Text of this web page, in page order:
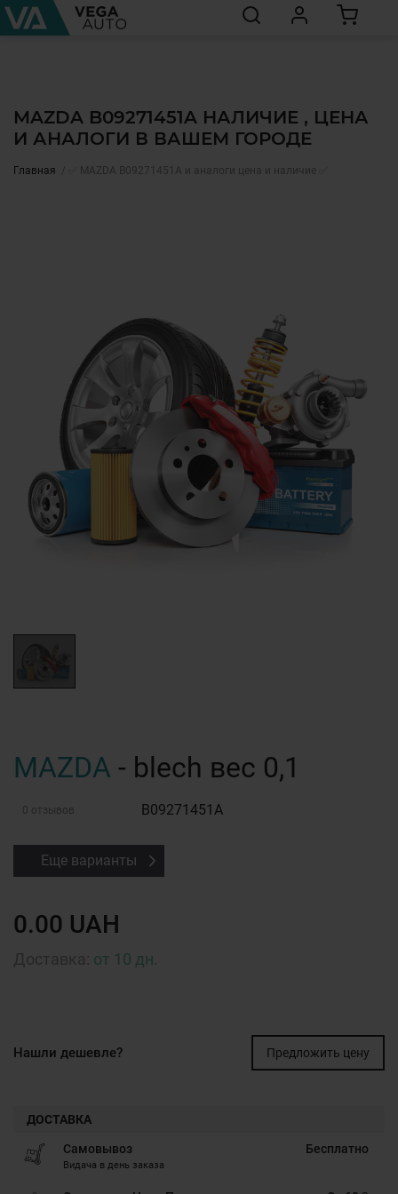
MAZDA B09271451A НАЛИЧИЕ , ЦЕНА
И АНАЛОГИ В ВАШЕМ ГОРОДЕ
Главная ✅ MAZDA B09271451A и аналоги цена и наличие ✅
MAZDA - blech вес 0,1
0 отзывов B09271451A
Еще варианты
0.00 UAH
от 10 дн.
Нашли дешевле? Предложить цену
ДОСТАВКА
Самовывоз
Видача в день заказа
Бесплатно